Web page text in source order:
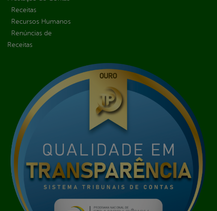
Receitas
Recursos Humanos
Renúncias de
Receitas